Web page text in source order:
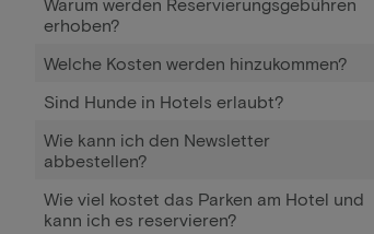
erhoben?
Welche Kosten werden hinzukommen?
Sind Hunde in Hotels erlaubt?
Wie kann ich den Newsletter
abbestellen?
Wie viel kostet das Parken am Hotel und
kann ich es reservieren?